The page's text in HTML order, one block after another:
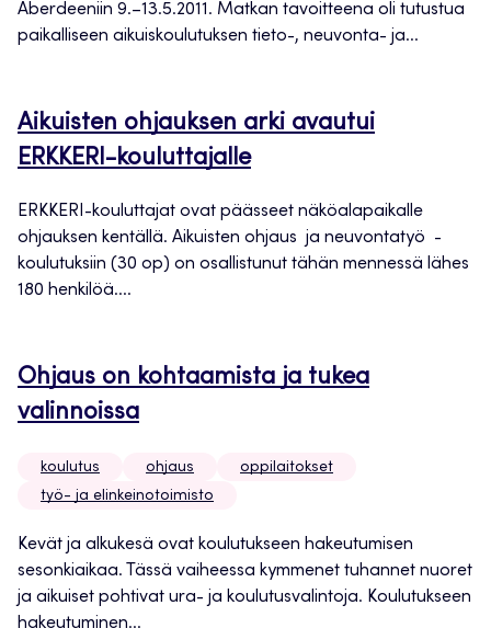
Aberdeeniin 9.–13.5.2011. Matkan tavoitteena oli tutustua
paikalliseen aikuiskoulutuksen tieto-, neuvonta- ja...
Aikuisten ohjauksen arki avautui
ERKKERI-kouluttajalle
ERKKERI-kouluttajat ovat päässeet näköalapaikalle
ohjauksen kentällä. Aikuisten ohjaus ja neuvontatyö -
koulutuksiin (30 op) on osallistunut tähän mennessä lähes
180 henkilöä....
Ohjaus on kohtaamista ja tukea
valinnoissa
koulutus ohjaus
oppilaitokset
työ- ja elinkeinotoimisto
Kevät ja alkukesä ovat koulutukseen hakeutumisen
sesonkiaikaa. Tässä vaiheessa kymmenet tuhannet nuoret
ja aikuiset pohtivat ura- ja koulutusvalintoja. Koulutukseen
hakeutuminen...